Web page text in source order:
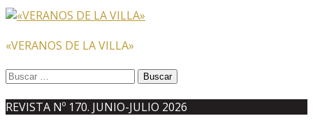
«VERANOS DE LA VILLA»
Buscar:
REVISTA Nº 170. JUNIO-JULIO 2026